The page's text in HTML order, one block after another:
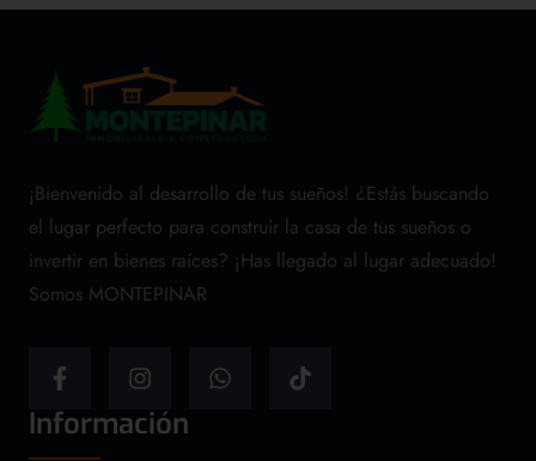
¡Bienvenido al desarrollo de tus sueños! ¿Estás buscando
el lugar perfecto para construir la casa de tus sueños o
invertir en bienes raíces? ¡Has llegado al lugar adecuado!
Somos MONTEPINAR
Información